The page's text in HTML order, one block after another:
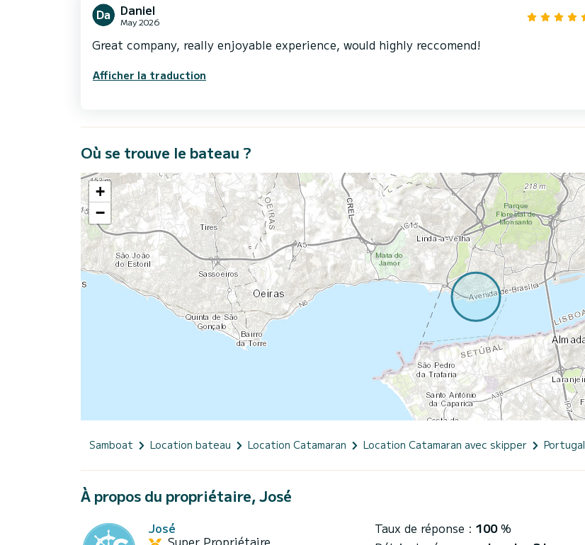
Daniel
May 2026
Great company, really enjoyable experience, would highly reccomend!
Afficher la traduction
Où se trouve le bateau ?
+
−
Samboat Location bateau Location Catamaran Location Catamaran avec skipper Portugal
À propos du propriétaire, José
José
Super Propriétaire
Taux de réponse : 100%